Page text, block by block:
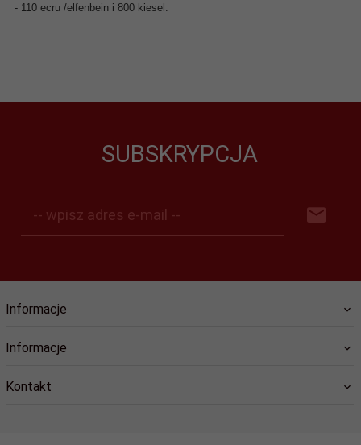
- 110 ecru /elfenbein i 800 kiesel.
SUBSKRYPCJA
-- wpisz adres e-mail --
Informacje
Informacje
Kontakt